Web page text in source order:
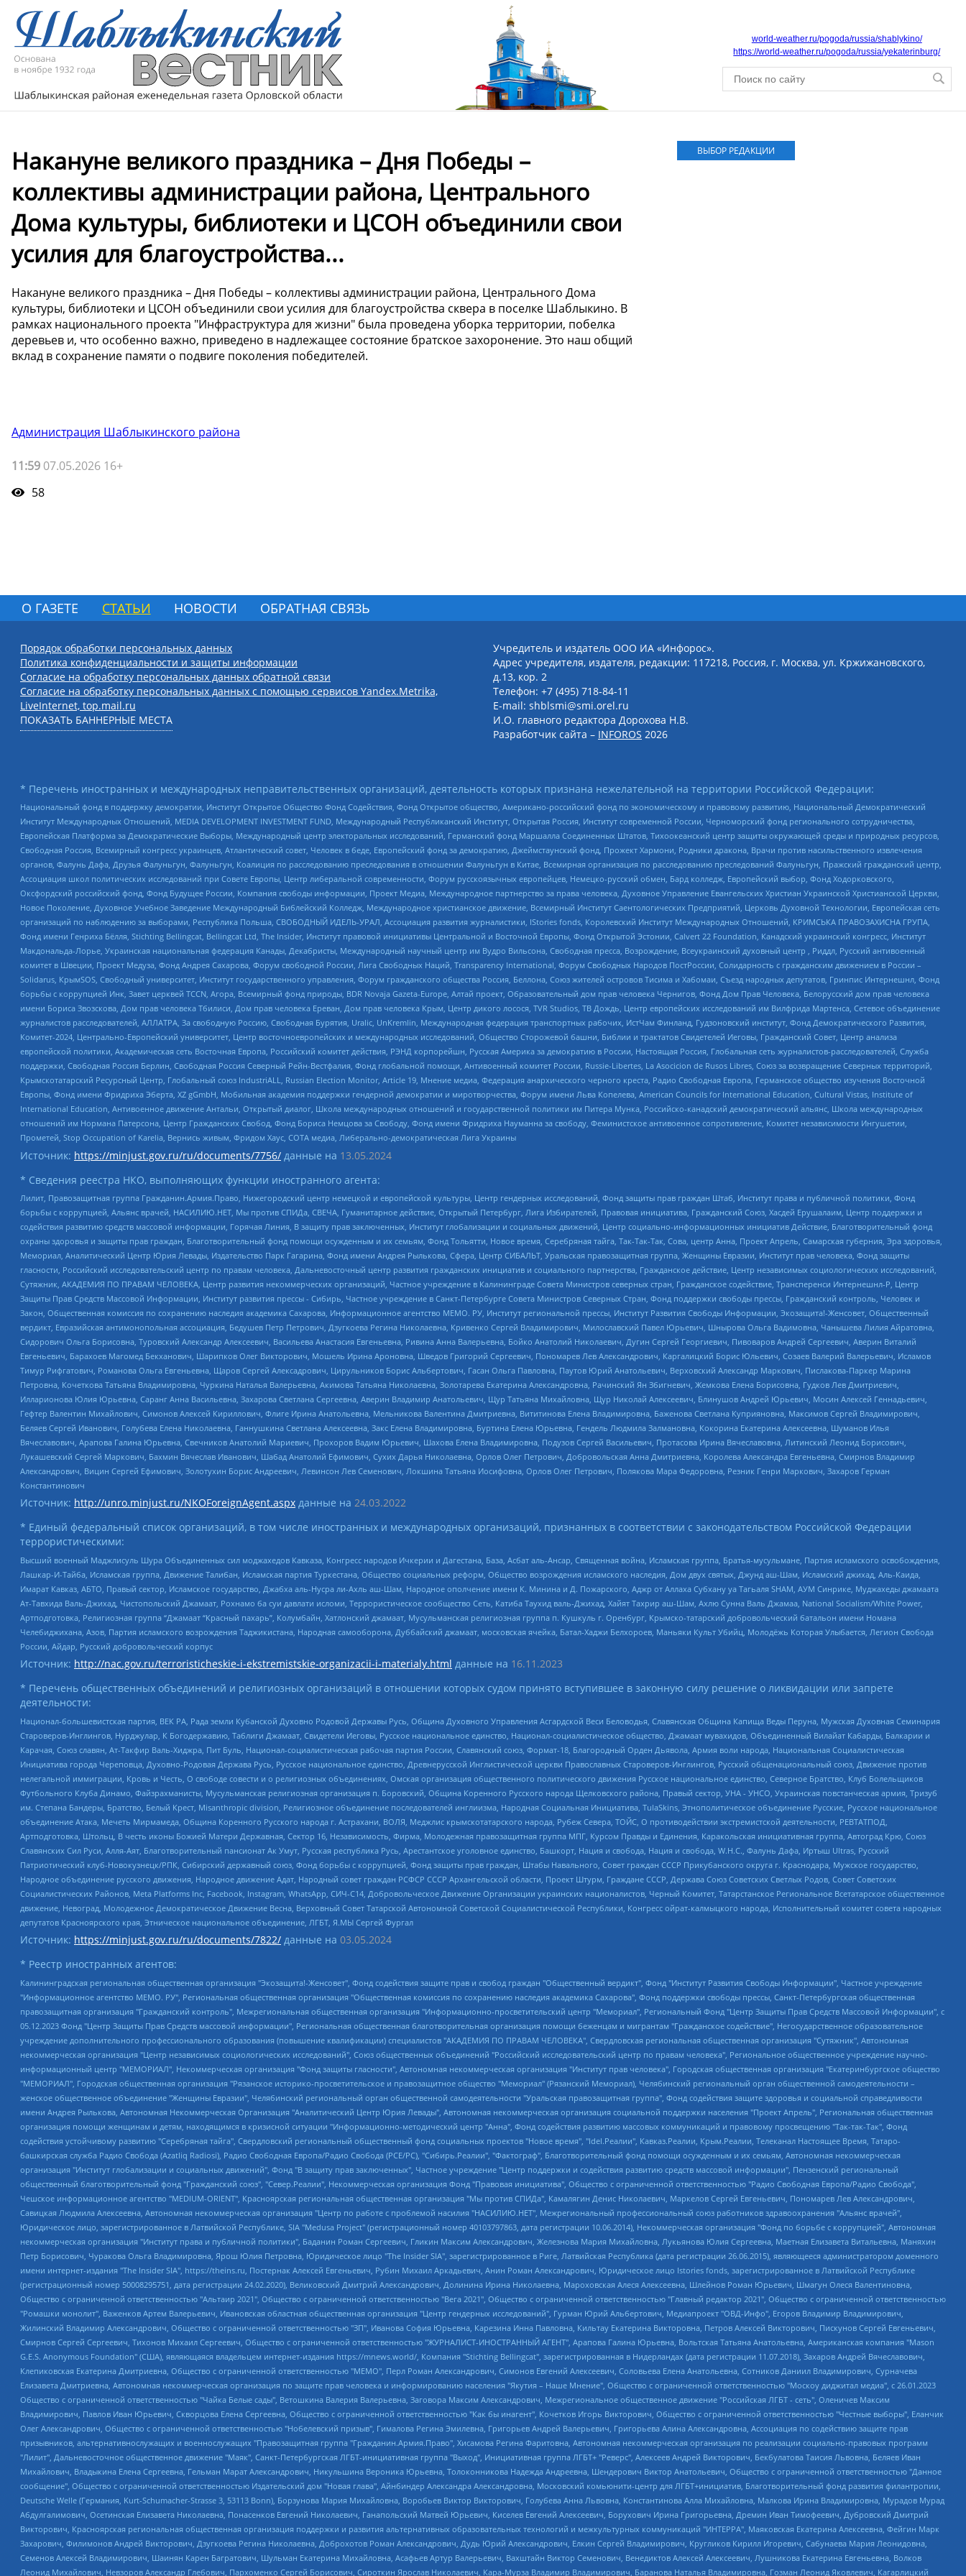
world-weather.ru/pogoda/russia/shablykino/
https://world-weather.ru/pogoda/russia/yekaterinburg/
Накануне великого праздника – Дня Победы –
коллективы администрации района, Центрального
Дома культуры, библиотеки и ЦСОН объединили свои
усилия для благоустройства...
Накануне великого праздника – Дня Победы – коллективы администрации района, Центрального Дома
культуры, библиотеки и ЦСОН объединили свои усилия для благоустройства сквера в поселке Шаблыкино. В
рамках национального проекта "Инфраструктура для жизни" была проведена уборка территории, побелка
деревьев и, что особенно важно, приведено в надлежащее состояние братское захоронение. Это наш общий
вклад в сохранение памяти о подвиге поколения победителей.
Администрация Шаблыкинского района
11:59 07.05.2026 16+
58
ВЫБОР РЕДАКЦИИ
О ГАЗЕТЕ СТАТЬИ НОВОСТИ ОБРАТНАЯ СВЯЗЬ
Порядок обработки персональных данных
Политика конфиденциальности и защиты информации
Согласие на обработку персональных данных обратной связи
Согласие на обработку персональных данных с помощью сервисов Yandex.Metrika,
LiveInternet, top.mail.ru
ПОКАЗАТЬ БАННЕРНЫЕ МЕСТА
Учредитель и издатель ООО ИА «Инфорос».
Адрес учредителя, издателя, редакции: 117218, Россия, г. Москва, ул. Кржижановского,
д.13, кор. 2
Телефон: +7 (495) 718-84-11
E-mail: shblsmi@smi.orel.ru
И.О. главного редактора Дорохова Н.В.
Разработчик сайта – INFOROS 2026
* Перечень иностранных и международных неправительственных организаций, деятельность которых признана нежелательной на территории Российской Федерации:
Национальный фонд в поддержку демократии, Институт Открытое Общество Фонд Содействия, Фонд Открытое общество, Американо-российский фонд по экономическому и правовому развитию, Национальный Демократический
Институт Международных Отношений, MEDIA DEVELOPMENT INVESTMENT FUND, Международный Республиканский Институт, Открытая Россия, Институт современной России, Черноморский фонд регионального сотрудничества,
Европейская Платформа за Демократические Выборы, Международный центр электоральных исследований, Германский фонд Маршалла Соединенных Штатов, Тихоокеанский центр защиты окружающей среды и природных ресурсов,
Свободная Россия, Всемирный конгресс украинцев, Атлантический совет, Человек в беде, Европейский фонд за демократию, Джеймстаунский фонд, Прожект Хармони, Родники дракона, Врачи против насильственного извлечения
органов, Фалунь Дафа, Друзья Фалуньгун, Фалуньгун, Коалиция по расследованию преследования в отношении Фалуньгун в Китае, Всемирная организация по расследованию преследований Фалуньгун, Пражский гражданский центр,
Ассоциация школ политических исследований при Совете Европы, Центр либеральной современности, Форум русскоязычных европейцев, Немецко-русский обмен, Бард колледж, Европейский выбор, Фонд Ходорковского,
Оксфордский российский фонд, Фонд Будущее России, Компания свободы информации, Проект Медиа, Международное партнерство за права человека, Духовное Управление Евангельских Христиан Украинской Христианской Церкви,
Новое Поколение, Духовное Учебное Заведение Международный Библейский Колледж, Международное христианское движение, Всемирный Институт Саентологических Предприятий, Церковь Духовной Технологии, Европейская сеть
организаций по наблюдению за выборами, Республика Польша, СВОБОДНЫЙ ИДЕЛЬ-УРАЛ, Ассоциация развития журналистики, IStories fonds, Королевский Институт Международных Отношений, КРИМСЬКА ПРАВОЗАХИСНА ГРУПА,
Фонд имени Генриха Бёлля, Stichting Bellingcat, Bellingcat Ltd, The Insider, Институт правовой инициативы Центральной и Восточной Европы, Фонд Открытой Эстонии, Calvert 22 Foundation, Канадский украинский конгресс, Институт
Макдональда-Лорье, Украинская национальная федерация Канады, Декабристы, Международный научный центр им Вудро Вильсона, Свободная пресса, Возрождение, Всеукраинский духовный центр , Риддл, Русский антивоенный
комитет в Швеции, Проект Медуза, Фонд Андрея Сахарова, Форум свободной России, Лига Свободных Наций, Transparеncy International, Форум Свободных Народов ПостРоссии, Солидарность с гражданским движением в России –
Solidarus, КрымSOS, Свободный университет, Институт государственного управления, Форум гражданского общества Россия, Беллона, Союз жителей островов Тисима и Хабомаи, Съезд народных депутатов, Гринпис Интернешнл, Фонд
борьбы с коррупцией Инк, Завет церквей TCCN, Агора, Всемирный фонд природы, BDR Novaja Gazeta-Europe, Алтай проект, Образовательный дом прав человека Чернигов, Фонд Дом Прав Человека, Белорусский дом прав человека
имени Бориса Звозскова, Дом прав человека Тбилиси, Дом прав человека Ереван, Дом прав человека Крым, Центр дикого лосося, TVR Studios, ТВ Дождь, Центр европейских исследований им Вилфрида Мартенса, Сетевое объединение
журналистов расследователей, АЛЛАТРА, За свободную Россию, Свободная Бурятия, Uralic, UnKremlin, Международная федерация транспортных рабочих, ИстЧам Финланд, Гудзоновский институт, Фонд Демократического Развития,
Комитет-2024, Центрально-Европейский университет, Центр восточноевропейских и международных исследований, Общество Сторожевой башни, Библии и трактатов Свидетелей Иеговы, Гражданский Совет, Центр анализа
европейской политики, Академическая сеть Восточная Европа, Российский комитет действия, РЭНД корпорейшн, Русская Америка за демократию в России, Настоящая Россия, Глобальная сеть журналистов-расследователей, Служба
поддержки, Свободная Россия Берлин, Свободная Россия Северный Рейн-Вестфалия, Фонд глобальной помощи, Антивоенный комитет России, Russie-Libertes, La Asocicion de Rusos Libres, Союз за возвращение Северных территорий,
Крымскотатарский Ресурсный Центр, Глобальный союз IndustriALL, Russian Election Monitor, Article 19, Мнение медиа, Федерация анархического черного креста, Радио Свободная Европа, Германское общество изучения Восточной
Европы, Фонд имени Фридриха Эберта, XZ gGmbH, Мобильная академия поддержки гендерной демократии и миротворчества, Форум имени Льва Копелева, American Councils for International Education, Cultural Vistas, Institute of
International Education, Антивоенное движение Антальи, Открытый диалог, Школа международных отношений и государственной политики им Питера Мунка, Российско-канадский демократический альянс, Школа международных
отношений им Нормана Патерсона, Центр Гражданских Свобод, Фонд Бориса Немцова за Свободу, Фонд имени Фридриха Науманна за свободу, Феминистское антивоенное сопротивление, Комитет независимости Ингушетии,
Прометей, Stop Occupation of Karelia, Вернись живым, Фридом Хаус, СОТА медиа, Либерально-демократическая Лига Украины
Источник: https://minjust.gov.ru/ru/documents/7756/ данные на 13.05.2024
* Сведения реестра НКО, выполняющих функции иностранного агента:
Лилит, Правозащитная группа Гражданин.Армия.Право, Нижегородский центр немецкой и европейской культуры, Центр гендерных исследований, Фонд защиты прав граждан Штаб, Институт права и публичной политики, Фонд
борьбы с коррупцией, Альянс врачей, НАСИЛИЮ.НЕТ, Мы против СПИДа, СВЕЧА, Гуманитарное действие, Открытый Петербург, Лига Избирателей, Правовая инициатива, Гражданский Союз, Хасдей Ерушалаим, Центр поддержки и
содействия развитию средств массовой информации, Горячая Линия, В защиту прав заключенных, Институт глобализации и социальных движений, Центр социально-информационных инициатив Действие, Благотворительный фонд
охраны здоровья и защиты прав граждан, Благотворительный фонд помощи осужденным и их семьям, Фонд Тольятти, Новое время, Серебряная тайга, Так-Так-Так, Сова, центр Анна, Проект Апрель, Самарская губерния, Эра здоровья,
Мемориал, Аналитический Центр Юрия Левады, Издательство Парк Гагарина, Фонд имени Андрея Рылькова, Сфера, Центр СИБАЛЬТ, Уральская правозащитная группа, Женщины Евразии, Институт прав человека, Фонд защиты
гласности, Российский исследовательский центр по правам человека, Дальневосточный центр развития гражданских инициатив и социального партнерства, Гражданское действие, Центр независимых социологических исследований,
Сутяжник, АКАДЕМИЯ ПО ПРАВАМ ЧЕЛОВЕКА, Центр развития некоммерческих организаций, Частное учреждение в Калининграде Совета Министров северных стран, Гражданское содействие, Трансперенси Интернешнл-Р, Центр
Защиты Прав Средств Массовой Информации, Институт развития прессы - Сибирь, Частное учреждение в Санкт-Петербурге Совета Министров Северных Стран, Фонд поддержки свободы прессы, Гражданский контроль, Человек и
Закон, Общественная комиссия по сохранению наследия академика Сахарова, Информационное агентство МЕМО. РУ, Институт региональной прессы, Институт Развития Свободы Информации, Экозащита!-Женсовет, Общественный
вердикт, Евразийская антимонопольная ассоциация, Бедушев Петр Петрович, Дзугкоева Регина Николаевна, Кривенко Сергей Владимирович, Милославский Павел Юрьевич, Шнырова Ольга Вадимовна, Чанышева Лилия Айратовна,
Сидорович Ольга Борисовна, Туровский Александр Алексеевич, Васильева Анастасия Евгеньевна, Ривина Анна Валерьевна, Бойко Анатолий Николаевич, Дугин Сергей Георгиевич, Пивоваров Андрей Сергеевич, Аверин Виталий
Евгеньевич, Барахоев Магомед Бекханович, Шарипков Олег Викторович, Мошель Ирина Ароновна, Шведов Григорий Сергеевич, Пономарев Лев Александрович, Каргалицкий Борис Юльевич, Созаев Валерий Валерьевич, Исламов
Тимур Рифгатович, Романова Ольга Евгеньевна, Щаров Сергей Алексадрович, Цирульников Борис Альбертович, Гасан Ольга Павловна, Паутов Юрий Анатольевич, Верховский Александр Маркович, Пислакова-Паркер Марина
Петровна, Кочеткова Татьяна Владимировна, Чуркина Наталья Валерьевна, Акимова Татьяна Николаевна, Золотарева Екатерина Александровна, Рачинский Ян Збигневич, Жемкова Елена Борисовна, Гудков Лев Дмитриевич,
Илларионова Юлия Юрьевна, Саранг Анна Васильевна, Захарова Светлана Сергеевна, Аверин Владимир Анатольевич, Щур Татьяна Михайловна, Щур Николай Алексеевич, Блинушов Андрей Юрьевич, Мосин Алексей Геннадьевич,
Гефтер Валентин Михайлович, Симонов Алексей Кириллович, Флиге Ирина Анатольевна, Мельникова Валентина Дмитриевна, Вититинова Елена Владимировна, Баженова Светлана Куприяновна, Максимов Сергей Владимирович,
Беляев Сергей Иванович, Голубева Елена Николаевна, Ганнушкина Светлана Алексеевна, Закс Елена Владимировна, Буртина Елена Юрьевна, Гендель Людмила Залмановна, Кокорина Екатерина Алексеевна, Шуманов Илья
Вячеславович, Арапова Галина Юрьевна, Свечников Анатолий Мариевич, Прохоров Вадим Юрьевич, Шахова Елена Владимировна, Подузов Сергей Васильевич, Протасова Ирина Вячеславовна, Литинский Леонид Борисович,
Лукашевский Сергей Маркович, Бахмин Вячеслав Иванович, Шабад Анатолий Ефимович, Сухих Дарья Николаевна, Орлов Олег Петрович, Добровольская Анна Дмитриевна, Королева Александра Евгеньевна, Смирнов Владимир
Александрович, Вицин Сергей Ефимович, Золотухин Борис Андреевич, Левинсон Лев Семенович, Локшина Татьяна Иосифовна, Орлов Олег Петрович, Полякова Мара Федоровна, Резник Генри Маркович, Захаров Герман
Константинович
Источник: http://unro.minjust.ru/NKOForeignAgent.aspx данные на 24.03.2022
* Единый федеральный список организаций, в том числе иностранных и международных организаций, признанных в соответствии с законодательством Российской Федерации
террористическими:
Высший военный Маджлисуль Шура Объединенных сил моджахедов Кавказа, Конгресс народов Ичкерии и Дагестана, База, Асбат аль-Ансар, Священная война, Исламская группа, Братья-мусульмане, Партия исламского освобождения,
Лашкар-И-Тайба, Исламская группа, Движение Талибан, Исламская партия Туркестана, Общество социальных реформ, Общество возрождения исламского наследия, Дом двух святых, Джунд аш-Шам, Исламский джихад, Аль-Каида,
Имарат Кавказ, АБТО, Правый сектор, Исламское государство, Джабха аль-Нусра ли-Ахль аш-Шам, Народное ополчение имени К. Минина и Д. Пожарского, Аджр от Аллаха Субхану уа Тагьаля SHAM, АУМ Синрике, Муджахеды джамаата
Ат-Тавхида Валь-Джихад, Чистопольский Джамаат, Рохнамо ба суи давлати исломи, Террористическое сообщество Сеть, Катиба Таухид валь-Джихад, Хайят Тахрир аш-Шам, Ахлю Сунна Валь Джамаа, National Socialism/White Power,
Артподготовка, Религиозная группа “Джамаат “Красный пахарь”, Колумбайн, Хатлонский джамаат, Мусульманская религиозная группа п. Кушкуль г. Оренбург, Крымско-татарский добровольческий батальон имени Номана
Челебиджихана, Азов, Партия исламского возрождения Таджикистана, Народная самооборона, Дуббайский джамаат, московская ячейка, Батал-Хаджи Белхороев, Маньяки Культ Убийц, Молодёжь Которая Улыбается, Легион Свобода
России, Айдар, Русский добровольческий корпус
Источник: http://nac.gov.ru/terroristicheskie-i-ekstremistskie-organizacii-i-materialy.html данные на 16.11.2023
* Перечень общественных объединений и религиозных организаций в отношении которых судом принято вступившее в законную силу решение о ликвидации или запрете
деятельности:
Национал-большевистская партия, ВЕК РА, Рада земли Кубанской Духовно Родовой Державы Русь, Община Духовного Управления Асгардской Веси Беловодья, Славянская Община Капища Веды Перуна, Мужская Духовная Семинария
Староверов-Инглингов, Нурджулар, К Богодержавию, Таблиги Джамаат, Свидетели Иеговы, Русское национальное единство, Национал-социалистическое общество, Джамаат мувахидов, Объединенный Вилайат Кабарды, Балкарии и
Карачая, Союз славян, Ат-Такфир Валь-Хиджра, Пит Буль, Национал-социалистическая рабочая партия России, Славянский союз, Формат-18, Благородный Орден Дьявола, Армия воли народа, Национальная Социалистическая
Инициатива города Череповца, Духовно-Родовая Держава Русь, Русское национальное единство, Древнерусской Инглистической церкви Православных Староверов-Инглингов, Русский общенациональный союз, Движение против
нелегальной иммиграции, Кровь и Честь, О свободе совести и о религиозных объединениях, Омская организация общественного политического движения Русское национальное единство, Северное Братство, Клуб Болельщиков
Футбольного Клуба Динамо, Файзрахманисты, Мусульманская религиозная организация п. Боровский, Община Коренного Русского народа Щелковского района, Правый сектор, УНА - УНСО, Украинская повстанческая армия, Тризуб
им. Степана Бандеры, Братство, Белый Крест, Misanthropic division, Религиозное объединение последователей инглиизма, Народная Социальная Инициатива, TulaSkins, Этнополитическое объединение Русские, Русское национальное
объединение Атака, Мечеть Мирмамеда, Община Коренного Русского народа г. Астрахани, ВОЛЯ, Меджлис крымскотатарского народа, Рубеж Севера, ТОЙС, О противодействии экстремистской деятельности, РЕВТАТПОД,
Артподготовка, Штольц, В честь иконы Божией Матери Державная, Сектор 16, Независимость, Фирма, Молодежная правозащитная группа МПГ, Курсом Правды и Единения, Каракольская инициативная группа, Автоград Крю, Союз
Славянских Сил Руси, Алля-Аят, Благотворительный пансионат Ак Умут, Русская республика Русь, Арестантское уголовное единство, Башкорт, Нация и свобода, Нация и свобода, W.H.С., Фалунь Дафа, Иртыш Ultras, Русский
Патриотический клуб-Новокузнецк/РПК, Сибирский державный союз, Фонд борьбы с коррупцией, Фонд защиты прав граждан, Штабы Навального, Совет граждан СССР Прикубанского округа г. Краснодара, Мужское государство,
Народное объединение русского движения, Народное движение Адат, Народный совет граждан РСФСР СССР Архангельской области, Проект Штурм, Граждане СССР, Держава Союз Советских Светлых Родов, Совет Советских
Социалистических Районов, Meta Platforms Inc, Facebook, Instagram, WhatsApp, СИЧ-С14, Добровольческое Движение Организации украинских националистов, Черный Комитет, Татарстанское Региональное Всетатарское общественное
движение, Невоград, Молодежное Демократическое Движение Весна, Верховный Совет Татарской Автономной Советской Социалистической Республики, Конгресс ойрат-калмыцкого народа, Исполнительный комитет совета народных
депутатов Красноярского края, Этническое национальное объединение, ЛГБТ, Я.МЫ Сергей Фургал
Источник: https://minjust.gov.ru/ru/documents/7822/ данные на 03.05.2024
* Реестр иностранных агентов:
Калининградская региональная общественная организация "Экозащита!-Женсовет", Фонд содействия защите прав и свобод граждан "Общественный вердикт", Фонд "Институт Развития Свободы Информации", Частное учреждение "Информационное агентство МЕМО. РУ", Региональная общественная организация "Общественная комиссия по сохранению наследия академика Сахарова", Фонд поддержки свободы прессы, Санкт-Петербургская общественная правозащитная организация "Гражданский контроль", Межрегиональная общественная организация "Информационно-просветительский центр "Мемориал", Региональный Фонд "Центр Защиты Прав Средств Массовой Информации", с 05.12.2023 Фонд "Центр Защиты Прав Средств массовой информации", Региональная общественная благотворительная организация помощи беженцам и мигрантам "Гражданское содействие", Негосударственное образовательное учреждение дополнительного профессионального образования (повышение квалификации) специалистов "АКАДЕМИЯ ПО ПРАВАМ ЧЕЛОВЕКА", Свердловская региональная общественная организация "Сутяжник", Автономная некоммерческая организация "Центр независимых социологических исследований", Союз общественных объединений "Российский исследовательский центр по правам человека", Региональное общественное учреждение научно-информационный центр "МЕМОРИАЛ", Некоммерческая организация "Фонд защиты гласности", Автономная некоммерческая организация "Институт прав человека", Городская общественная организация "Екатеринбургское общество "МЕМОРИАЛ", Городская общественная организация "Рязанское историко-просветительское и правозащитное общество "Мемориал" (Рязанский Мемориал), Челябинский региональный орган общественной самодеятельности – женское общественное объединение "Женщины Евразии", Челябинский региональный орган общественной самодеятельности "Уральская правозащитная группа", Фонд содействия защите здоровья и социальной справедливости имени Андрея Рылькова, Автономная Некоммерческая Организация "Аналитический Центр Юрия Левады", Автономная некоммерческая организация социальной поддержки населения "Проект Апрель", Региональная общественная организация помощи женщинам и детям, находящимся в кризисной ситуации "Информационно-методический центр "Анна", Фонд содействия развитию массовых коммуникаций и правовому просвещению "Так-так-Так", Фонд содействия устойчивому развитию "Серебряная тайга", Свердловский региональный общественный фонд социальных проектов "Новое время", "Idel.Реалии", Кавказ.Реалии, Крым.Реалии, Телеканал Настоящее Время, Татаро-башкирская служба Радио Свобода (Azatliq Radiosi), Радио Свободная Европа/Радио Свобода (PCE/PC), "Сибирь.Реалии", "Фактограф", Благотворительный фонд помощи осужденным и их семьям, Автономная некоммерческая организация "Институт глобализации и социальных движений", Фонд "В защиту прав заключенных", Частное учреждение "Центр поддержки и содействия развитию средств массовой информации", Пензенский региональный общественный благотворительный фонд "Гражданский союз", "Север.Реалии", Некоммерческая организация Фонд "Правовая инициатива", Общество с ограниченной ответственностью "Радио Свободная Европа/Радио Свобода", Чешское информационное агентство "MEDIUM-ORIENT", Красноярская региональная общественная организация "Мы против СПИДа", Камалягин Денис Николаевич, Маркелов Сергей Евгеньевич, Пономарев Лев Александрович, Савицкая Людмила Алексеевна, Автономная некоммерческая организация "Центр по работе с проблемой насилия "НАСИЛИЮ.НЕТ", Межрегиональный профессиональный союз работников здравоохранения "Альянс врачей", Юридическое лицо, зарегистрированное в Латвийской Республике, SIA "Medusa Project" (регистрационный номер 40103797863, дата регистрации 10.06.2014), Некоммерческая организация "Фонд по борьбе с коррупцией", Автономная некоммерческая организация "Институт права и публичной политики", Баданин Роман Сергеевич, Гликин Максим Александрович, Железнова Мария Михайловна, Лукьянова Юлия Сергеевна, Маетная Елизавета Витальевна, Маняхин Петр Борисович, Чуракова Ольга Владимировна, Ярош Юлия Петровна, Юридическое лицо "The Insider SIA", зарегистрированное в Риге, Латвийская Республика (дата регистрации 26.06.2015), являющееся администратором доменного имени интернет-издания "The Insider SIA", https://theins.ru, Постернак Алексей Евгеньевич, Рубин Михаил Аркадьевич, Анин Роман Александрович, Юридическое лицо Istories fonds, зарегистрированное в Латвийской Республике (регистрационный номер 50008295751, дата регистрации 24.02.2020), Великовский Дмитрий Александрович, Долинина Ирина Николаевна, Мароховская Алеся Алексеевна, Шлейнов Роман Юрьевич, Шмагун Олеся Валентиновна, Общество с ограниченной ответственностью "Альтаир 2021", Общество с ограниченной ответственностью "Вега 2021", Общество с ограниченной ответственностью "Главный редактор 2021", Общество с ограниченной ответственностью "Ромашки монолит", Важенков Артем Валерьевич, Ивановская областная общественная организация "Центр гендерных исследований", Гурман Юрий Альбертович, Медиапроект "ОВД-Инфо", Егоров Владимир Владимирович, Жилинский Владимир Александрович, Общество с ограниченной ответственностью "ЗП", Иванова София Юрьевна, Карезина Инна Павловна, Кильтау Екатерина Викторовна, Петров Алексей Викторович, Пискунов Сергей Евгеньевич, Смирнов Сергей Сергеевич, Тихонов Михаил Сергеевич, Общество с ограниченной ответственностью "ЖУРНАЛИСТ-ИНОСТРАННЫЙ АГЕНТ", Арапова Галина Юрьевна, Вольтская Татьяна Анатольевна, Американская компания "Mason G.E.S. Anonymous Foundation" (США), являющаяся владельцем интернет-издания https://mnews.world/, Компания "Stichting Bellingcat", зарегистрированная в Нидерландах (дата регистрации 11.07.2018), Захаров Андрей Вячеславович, Клепиковская Екатерина Дмитриевна, Общество с ограниченной ответственностью "МЕМО", Перл Роман Александрович, Симонов Евгений Алексеевич, Соловьева Елена Анатольевна, Сотников Даниил Владимирович, Сурначева Елизавета Дмитриевна, Автономная некоммерческая организация по защите прав человека и информированию населения "Якутия – Наше Мнение", Общество с ограниченной ответственностью "Москоу диджитал медиа", с 26.01.2023 Общество с ограниченной ответственностью "Чайка Белые сады", Ветошкина Валерия Валерьевна, Заговора Максим Александрович, Межрегиональное общественное движение "Российская ЛГБТ - сеть", Оленичев Максим Владимирович, Павлов Иван Юрьевич, Скворцова Елена Сергеевна, Общество с ограниченной ответственностью "Как бы инагент", Кочетков Игорь Викторович, Общество с ограниченной ответственностью "Честные выборы", Еланчик Олег Александрович, Общество с ограниченной ответственностью "Нобелевский призыв", Гималова Регина Эмилевна, Григорьев Андрей Валерьевич, Григорьева Алина Александровна, Ассоциация по содействию защите прав призывников, альтернативнослужащих и военнослужащих "Правозащитная группа "Гражданин.Армия.Право", Хисамова Регина Фаритовна, Автономная некоммерческая организация по реализации социально-правовых программ "Лилит", Дальневосточное общественное движение "Маяк", Санкт-Петербургская ЛГБТ-инициативная группа "Выход", Инициативная группа ЛГБТ+ "Реверс", Алексеев Андрей Викторович, Бекбулатова Таисия Львовна, Беляев Иван Михайлович, Владыкина Елена Сергеевна, Гельман Марат Александрович, Никульшина Вероника Юрьевна, Толоконникова Надежда Андреевна, Шендерович Виктор Анатольевич, Общество с ограниченной ответственностью "Данное сообщение", Общество с ограниченной ответственностью Издательский дом "Новая глава", Айнбиндер Александра Александровна, Московский комьюнити-центр для ЛГБТ+инициатив, Благотворительный фонд развития филантропии, Deutsche Welle (Германия, Kurt-Schumacher-Strasse 3, 53113 Bonn), Борзунова Мария Михайловна, Воробьев Виктор Викторович, Голубева Анна Львовна, Константинова Алла Михайловна, Малкова Ирина Владимировна, Мурадов Мурад Абдулгалимович, Осетинская Елизавета Николаевна, Понасенков Евгений Николаевич, Ганапольский Матвей Юрьевич, Киселев Евгений Алексеевич, Борухович Ирина Григорьевна, Дремин Иван Тимофеевич, Дубровский Дмитрий Викторович, Красноярская региональная общественная организация поддержки и развития альтернативных образовательных технологий и межкультурных коммуникаций "ИНТЕРРА", Маяковская Екатерина Алексеевна, Фейгин Марк Захарович, Филимонов Андрей Викторович, Дзугкоева Регина Николаевна, Доброхотов Роман Александрович, Дудь Юрий Александрович, Елкин Сергей Владимирович, Кругликов Кирилл Игоревич, Сабунаева Мария Леонидовна, Семенов Алексей Владимирович, Шаинян Карен Багратович, Шульман Екатерина Михайловна, Асафьев Артур Валерьевич, Вахштайн Виктор Семенович, Венедиктов Алексей Алексеевич, Лушникова Екатерина Евгеньевна, Волков Леонид Михайлович, Невзоров Александр Глебович, Пархоменко Сергей Борисович, Сироткин Ярослав Николаевич, Кара-Мурза Владимир Владимирович, Баранова Наталья Владимировна, Гозман Леонид Яковлевич, Кагарлицкий Борис Юльевич, Климарев Михаил Валерьевич, Милов Владимир Станиславович, Автономная некоммерческая организация Краснодарский центр современного искусства "Типография", Моргенштерн Алишер Тагирович, Соболь Любовь Эдуардовна, Общество с ограниченной ответственностью "ЛИЗА НОРМ", Каспаров Гарри Кимович, Ходорковский Михаил Борисович, Общество с ограниченной ответственностью "Апрельские тезисы", Данилович Ирина Брониславовна, Кашин Олег Владимирович, Петров Николай Владимирович, Пивоваров Алексей Владимирович, Соколов Михаил Владимирович, Цветкова Юлия Владимировна, Чичваркин Евгений Александрович, Комитет против пыток/Команда против пыток, Общество с ограниченной ответственностью "Первый научный", Общество с ограниченной ответственностью "Вертолет и ко", Белоцерковская Вероника Борисовна, Кац Максим Евгеньевич, Лазарева Татьяна Юрьевна, Шаведдинов Руслан Табризович, Яшин Илья Валерьевич, Общество с ограниченной ответственностью "Иноагент ААВ", Алешковский Дмитрий Петрович, Альбац Евгения Марковна, Быков Дмитрий Львович, Галямина Юлия Евгеньевна, Лойко Сергей Леонидович, Мартынов Кирилл Константинович, Медведев Сергей Александрович, Крашенинников Федор Геннадиевич, Гордеева Катерина Вл